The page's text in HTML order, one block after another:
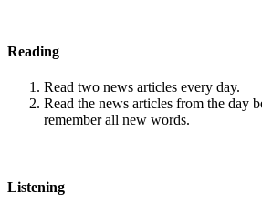
Reading
Read two news articles every day.
Read the news articles from the day
remember all new words.
Listening